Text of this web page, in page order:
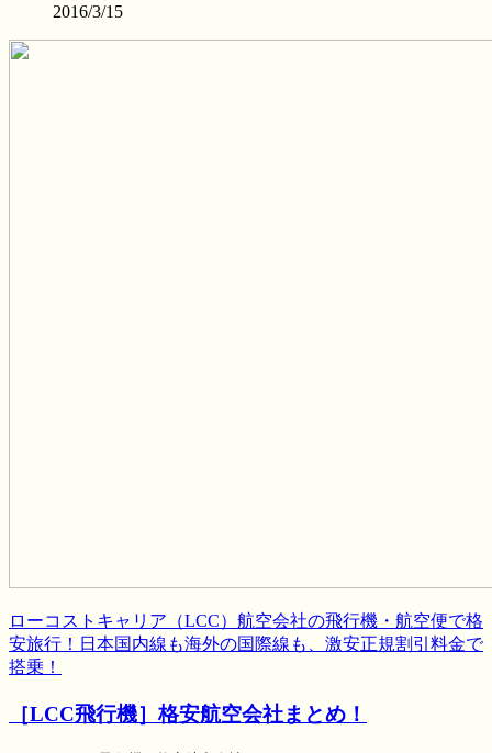
2016/3/15
ローコストキャリア（LCC）航空会社の飛行機・航空便で格
安旅行！日本国内線も海外の国際線も、激安正規割引料金で
搭乗！
［LCC飛行機］格安航空会社まとめ！